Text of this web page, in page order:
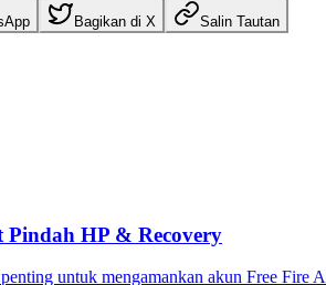
Bagikan di X Salin Tautan
HP & Recovery
untuk mengamankan akun Free